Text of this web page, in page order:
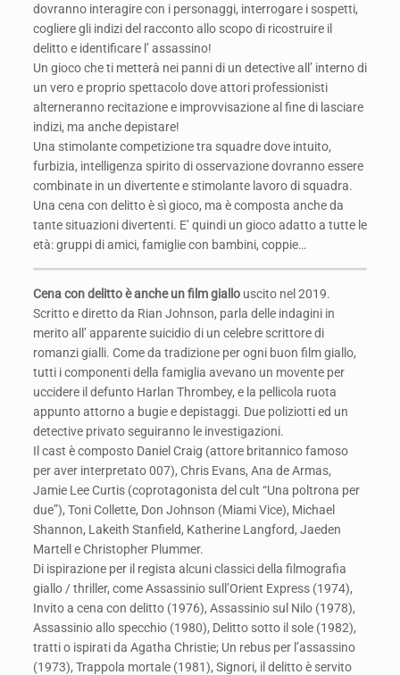
dovranno interagire con i personaggi, interrogare i sospetti,
cogliere gli indizi del racconto allo scopo di ricostruire il
delitto e identificare l’ assassino!
Un gioco che ti metterà nei panni di un detective all’ interno di
un vero e proprio spettacolo dove attori professionisti
alterneranno recitazione e improvvisazione al fine di lasciare
indizi, ma anche depistare!
Una stimolante competizione tra squadre dove intuito,
furbizia, intelligenza spirito di osservazione dovranno essere
combinate in un divertente e stimolante lavoro di squadra.
Una cena con delitto è sì gioco, ma è composta anche da
tante situazioni divertenti. E’ quindi un gioco adatto a tutte le
età: gruppi di amici, famiglie con bambini, coppie…
Cena con delitto è anche un film giallouscito nel 2019.
Scritto e diretto da Rian Johnson, parla delle indagini in
merito all’ apparente suicidio di un celebre scrittore di
romanzi gialli. Come da tradizione per ogni buon film giallo,
tutti i componenti della famiglia avevano un movente per
uccidere il defunto Harlan Thrombey, e la pellicola ruota
appunto attorno a bugie e depistaggi. Due poliziotti ed un
detective privato seguiranno le investigazioni.
Il cast è composto Daniel Craig (attore britannico famoso
per aver interpretato 007), Chris Evans, Ana de Armas,
Jamie Lee Curtis (coprotagonista del cult “Una poltrona per
due”), Toni Collette, Don Johnson (Miami Vice), Michael
Shannon, Lakeith Stanfield, Katherine Langford, Jaeden
Martell e Christopher Plummer.
Di ispirazione per il regista alcuni classici della filmografia
giallo / thriller, come Assassinio sull’Orient Express (1974),
Invito a cena con delitto (1976), Assassinio sul Nilo (1978),
Assassinio allo specchio (1980), Delitto sotto il sole (1982),
tratti o ispirati da Agatha Christie; Un rebus per l’assassino
(1973), Trappola mortale (1981), Signori, il delitto è servito